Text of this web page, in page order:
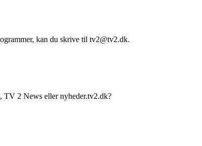
kan du skrive til tv2@tv2.dk.
TV 2 News eller nyheder.tv2.dk?